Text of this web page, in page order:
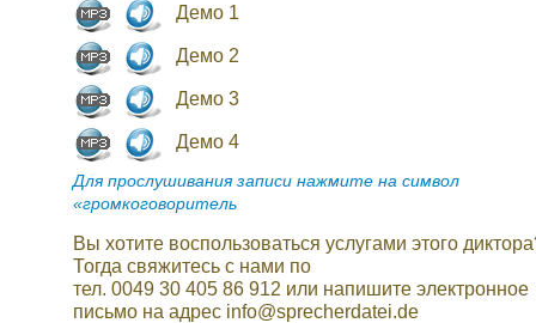
Демо 1
Демо 2
Демо 3
Демо 4
Для прослушивания записи нажмите на символ
«громкоговоритель
Вы хотите воспользоваться услугами этого
Тогда свяжитесь с нами по
тел. 0049 30 405 86 912 или напишите электронное
письмо на адрес info@sprecherdatei.de